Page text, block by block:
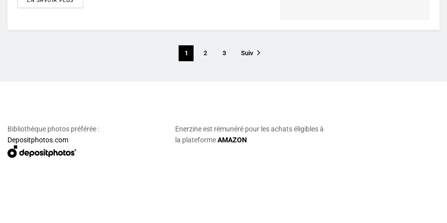
1 2 3 Suiv
Bibliothèque photos préférée :
Depositphotos.com
Enerzine est rémunéré pour les achats éligibles à
la plateformeAMAZON